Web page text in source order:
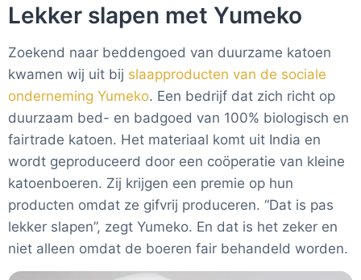
Lekker slapen met Yumeko
Zoekend naar beddengoed van duurzame katoen
kwamen wij uit bij slaapproducten van de sociale
onderneming Yumeko. Een bedrijf dat zich richt op
duurzaam bed- en badgoed van 100% biologisch en
fairtrade katoen. Het materiaal komt uit India en
wordt geproduceerd door een coöperatie van kleine
katoenboeren. Zij krijgen een premie op hun
producten omdat ze gifvrij produceren. “Dat is pas
lekker slapen”, zegt Yumeko. En dat is het zeker en
niet alleen omdat de boeren fair behandeld worden.